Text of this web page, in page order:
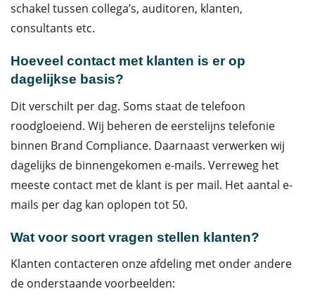
schakel tussen collega’s, auditoren, klanten,
consultants etc.
Hoeveel contact met klanten is er op
dagelijkse basis?
Dit verschilt per dag. Soms staat de telefoon
roodgloeiend. Wij beheren de eerstelijns telefonie
binnen Brand Compliance. Daarnaast verwerken wij
dagelijks de binnengekomen e-mails. Verreweg het
meeste contact met de klant is per mail. Het aantal e-
mails per dag kan oplopen tot 50.
Wat voor soort vragen stellen klanten?
Klanten contacteren onze afdeling met onder andere
de onderstaande voorbeelden: